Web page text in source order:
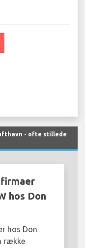
- ofte stillede
hos Don
hos Don
række